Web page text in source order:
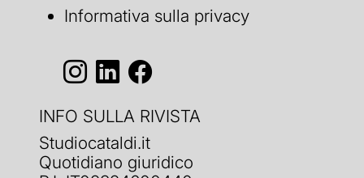
Informativa sulla privacy
INFO SULLA RIVISTA
Studiocataldi.it
Quotidiano giuridico